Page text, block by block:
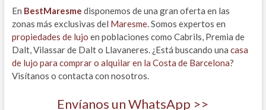
En BestMaresme disponemos de una gran oferta en las
zonas más exclusivas del Maresme. Somos expertos en
propiedades de lujo en poblaciones como Cabrils, Premia de
Dalt, Vilassar de Dalt o Llavaneres. ¿Está buscando una casa
de lujo para comprar o alquilar en la Costa de Barcelona?
Visítanos o contacta con nosotros.
Envíanos un WhatsApp >>